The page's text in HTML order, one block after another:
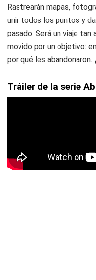
Rastrearán mapas,
unir todos los puntos y
pasado. Será un viaje
movido por un objetivo:
por qué les abandonaron.
Tráiler de la serie